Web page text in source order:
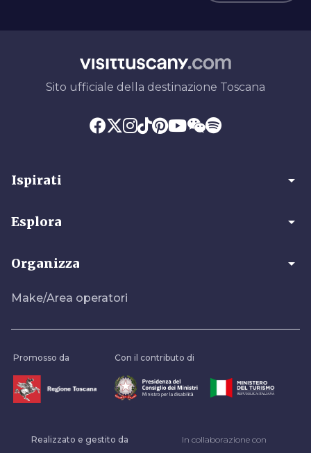
Sito ufficiale della destinazione Toscana
Ispirati arrow_drop_down
Esplora arrow_drop_down
Organizza arrow_drop_down
Make/Area operatori
Promosso da Con il contributo di
Realizzato e gestito da In collaborazione con